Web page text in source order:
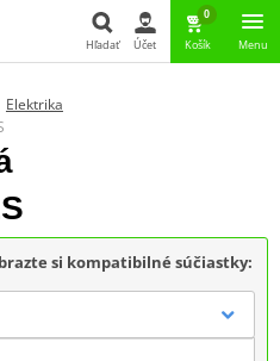
Hľadať Účet
0
Košík Menu
Elektrika
si kompatibilné súčiastky: